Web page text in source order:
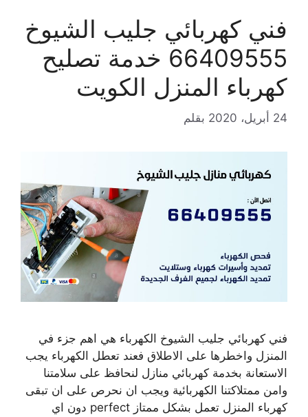
فني كهربائي جليب الشيوخ
66409555 خدمة تصليح
كهرباء المنزل الكويت
24 أبريل، 2020 بقلم
فني كهربائي جليب الشيوخ الكهرباء هي اهم جزء في
المنزل واخطرها على الاطلاق فعند تعطل الكهرباء يجب
الاستعانة بخدمة كهربائي منازل لنحافظ على سلامتنا
وامن ممتلاكتنا الكهربائية ويجب ان نحرص على ان تبقى
كهرباء المنزل تعمل بشكل ممتاز perfect دون اي